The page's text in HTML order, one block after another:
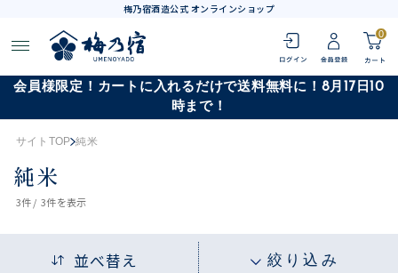
梅乃宿酒造公式 オンラインショップ
0
会員様限定！カートに入れるだけで送料無料に！8月17日10
時まで！
サイトTOP 純米
純米
3件 / 3件を表示
並べ替え 絞り込み